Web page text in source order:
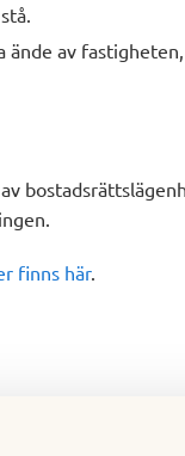
av fastigheten,
finns här.